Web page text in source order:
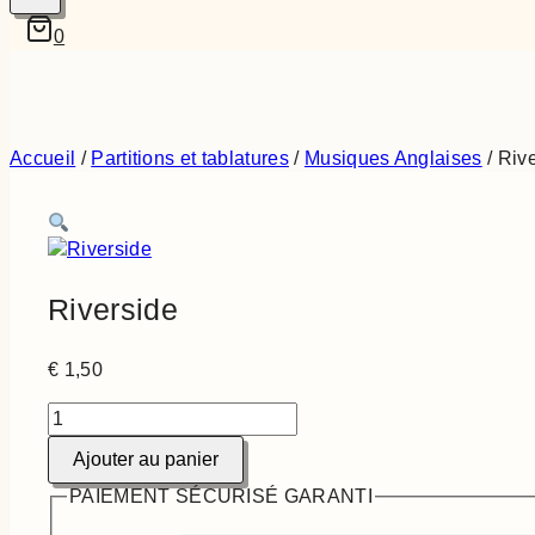
0
Accueil / Partitions et tablatures / Musiques Anglaises /
Riverside
€ 1,50
quantité
de
Riverside
Ajouter au panier
PAIEMENT SÉCURISÉ GARANTI